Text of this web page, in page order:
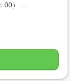
）...